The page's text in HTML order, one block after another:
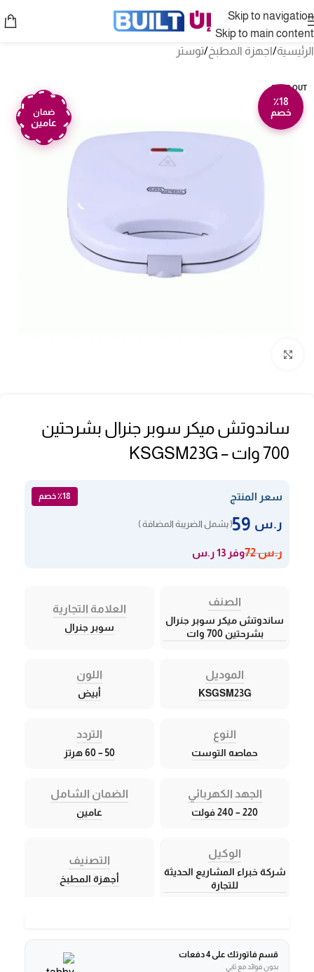
Skip to navigation
Skip to main content
الرئيسية/اجهزة المطبخ/توستر
SOLD OUT
٪18
خصم
ضمان
عامين
ساندوتش ميكر سوبر جنرال بشرحتين
700 وات – KSGSM23G
سعر المنتج ٪18 خصم
ر.س ( يشمل الضريبة المضافة )
ر.س72 وفر 13 ر.س
الصنف
ساندوتش ميكر سوبر جنرال
بشرحتين 700 وات
العلامة التجارية
سوبر جنرال
الموديل
KSGSM23G
اللون
أبيض
النوع
حماصه التوست
التردد
50 – 60 هرتز
الجهد الكهربائي
220 – 240 فولت
الضمان الشامل
عامين
الوكيل
شركة خبراء المشاريع الحديثة
للتجارة
التصنيف
أجهزة المطبخ
قسم فاتورتك على 4 دفعات
بدون فوائد مع تابي